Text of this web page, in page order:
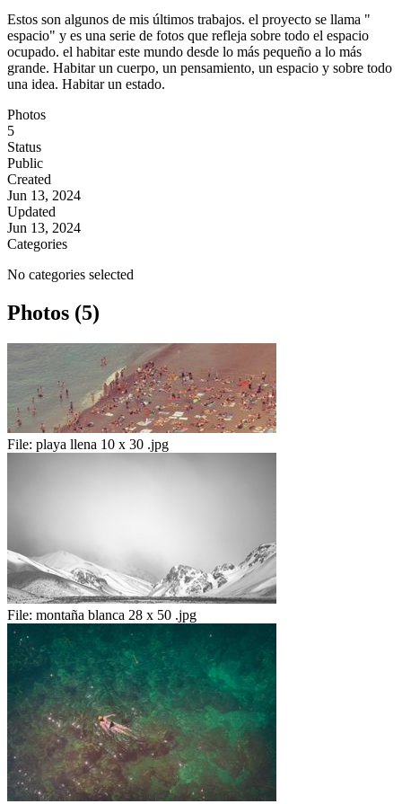
Estos son algunos de mis últimos trabajos. el proyecto se llama "
espacio" y es una serie de fotos que refleja sobre todo el espacio
ocupado. el habitar este mundo desde lo más pequeño a lo más
grande. Habitar un cuerpo, un pensamiento, un espacio y sobre todo
una idea. Habitar un estado.
Photos
5
Status
Public
Created
Jun 13, 2024
Updated
Jun 13, 2024
Categories
No categories selected
Photos (5)
File: playa llena 10 x 30 .jpg
File: montaña blanca 28 x 50 .jpg